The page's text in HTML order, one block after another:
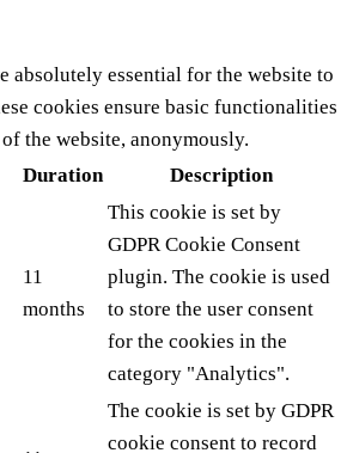
absolutely essential for the website to
cookies ensure basic functionalities
the website, anonymously.
Duration Description
11
months
This cookie is set by
GDPR Cookie Consent
plugin. The cookie is used
to store the user consent
for the cookies in the
category "Analytics".
The cookie is set by GDPR
cookie consent to record